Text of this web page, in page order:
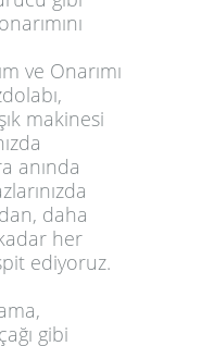
ve Onarımı
makinesi
anında
daha
her
ediyoruz.
gibi